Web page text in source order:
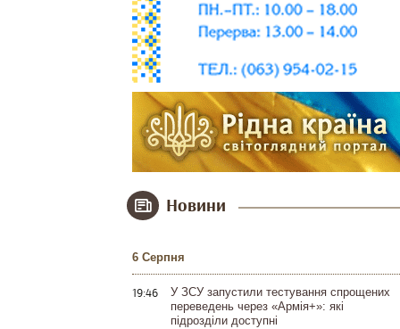
Новини
6 Серпня
19:46
У ЗСУ запустили тестування спрощених
переведень через «Армія+»: які
підрозділи доступні